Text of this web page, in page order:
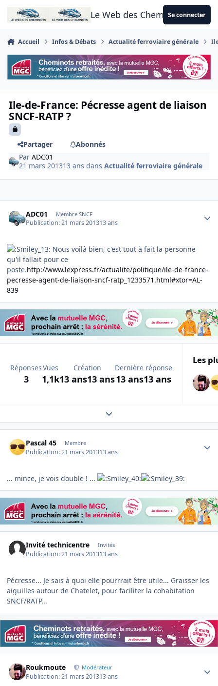
Aller au contenu
Le Web des CheminotsSe connecter
Accueil Infos & Débats Actualité ferroviaire générale
Ile-de-France: Pécresse agent de liaison
SNCF-RATP ?
Partager
Abonnés
ParADC01
21 mars 201313 ans dansActualité ferroviaire générale
ADC01 Membre SNCF
Publication:21 mars 201313 ans
Nous voilà bien, c'est tout à fait la personne
qu'il fallait pour ce
poste.http://www.lexpress.fr/actualite/politique/ile-de-france-
pecresse-agent-de-liaison-sncf-ratp_1233571.html#xtor=AL-
839
Réponses
3
Vues
1,1k
Création
13 ans13 ans
Dernière réponse
13 ans13 ans
Les
Expand topic overview
Pascal 45 Membre
Publication:21 mars 201313 ans
... mince, je vois double ! ...
Invité technicentre Invités
Publication:21 mars 201313 ans
Pécresse... Je sais à quoi elle pourrrait être utile... Graisser les
aiguilles autour de Chatelet, pour faciliter la cohabitation
SNCF/RATP...
Roukmoute Modérateur
Publication:21 mars 201313 ans